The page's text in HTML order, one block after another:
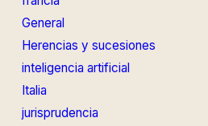
General
Herencias y sucesiones
inteligencia artificial
Italia
jurisprudencia